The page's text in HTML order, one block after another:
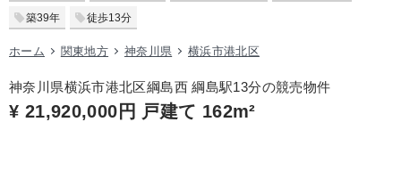
築39年 徒歩13分
ホーム 関東地方 神奈川県 横浜市港北区
神奈川県横浜市港北区綱島西 綱島駅13分の競売物件
¥ 21,920,000円 戸建て 162m²